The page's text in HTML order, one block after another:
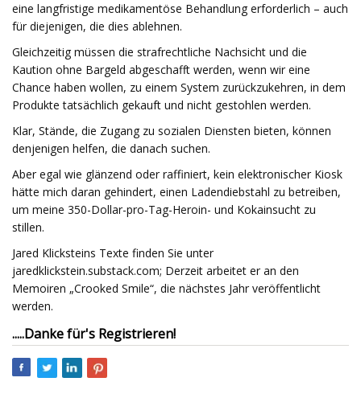
eine langfristige medikamentöse Behandlung erforderlich – auch
für diejenigen, die dies ablehnen.
Gleichzeitig müssen die strafrechtliche Nachsicht und die
Kaution ohne Bargeld abgeschafft werden, wenn wir eine
Chance haben wollen, zu einem System zurückzukehren, in dem
Produkte tatsächlich gekauft und nicht gestohlen werden.
Klar, Stände, die Zugang zu sozialen Diensten bieten, können
denjenigen helfen, die danach suchen.
Aber egal wie glänzend oder raffiniert, kein elektronischer Kiosk
hätte mich daran gehindert, einen Ladendiebstahl zu betreiben,
um meine 350-Dollar-pro-Tag-Heroin- und Kokainsucht zu
stillen.
Jared Klicksteins Texte finden Sie unter
jaredklickstein.substack.com; Derzeit arbeitet er an den
Memoiren „Crooked Smile“, die nächstes Jahr veröffentlicht
werden.
.....Danke für's Registrieren!